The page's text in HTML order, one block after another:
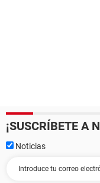
¡SUSCRÍBETE A
Noticias